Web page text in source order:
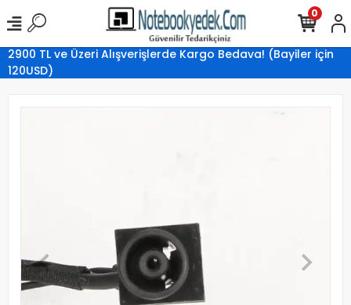
2900 TL ve Üzeri Alışverişlerde Kargo Bedava! (Bayiler için
120USD)
0